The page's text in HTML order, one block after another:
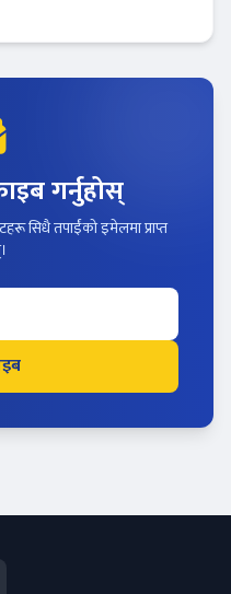
गर्नुहोस्
सिधै तपाईंको इमेलमा प्राप्त